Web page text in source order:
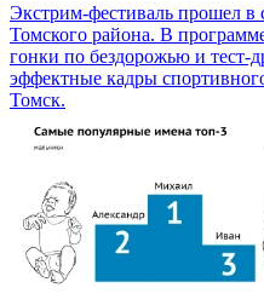
Экстрим-фестиваль прошел в
Томского района. В
гонки по бездорожью и
эффектные кадры
Томск.